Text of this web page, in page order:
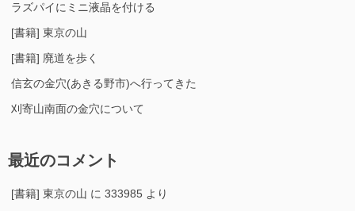
ラズパイにミニ液晶を付ける
[書籍] 東京の山
[書籍] 廃道を歩く
信玄の金穴(あきる野市)へ行ってきた
刈寄山南面の金穴について
最近のコメント
[書籍] 東京の山 に 333985 より